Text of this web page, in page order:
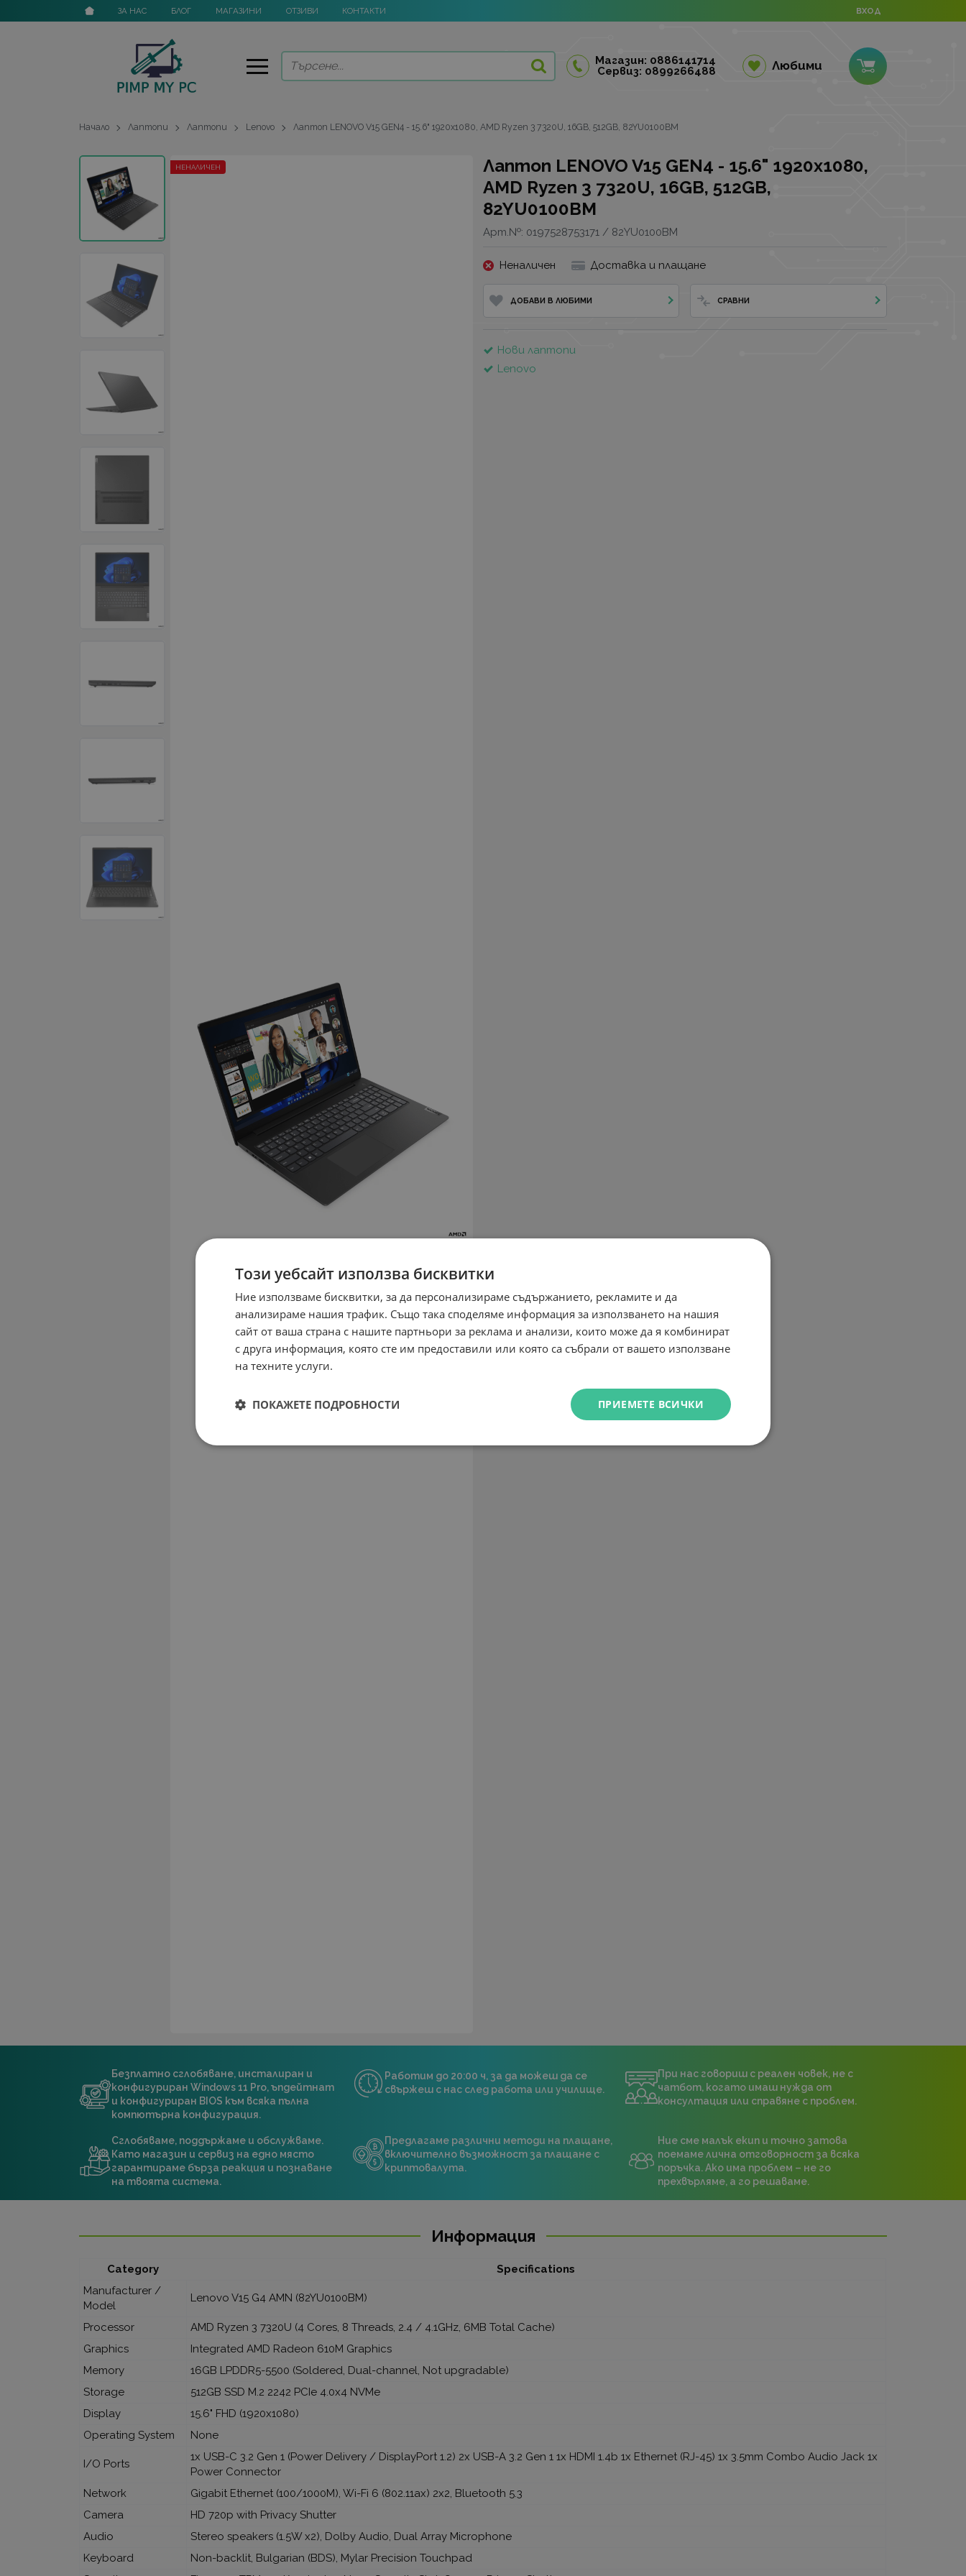
ЗА НАС БЛОГ МАГАЗИНИ ОТЗИВИ КОНТАКТИ ВХОД
Магазин: 0886141714
Сервиз: 0899266488
Любими
Начало Лаптопи Лаптопи Lenovo Лаптоп LENOVO V15 GEN4 - 15.6" 1920x1080, AMD Ryzen 3 7320U, 16GB, 512GB, 82YU0100BM
Лаптоп LENOVO V15 GEN4 - 15.6" 1920x1080,
AMD Ryzen 3 7320U, 16GB, 512GB,
82YU0100BM
Арт.№: 0197528753171 / 82YU0100BM
НЕНАЛИЧЕН
Неналичен Доставка и плащане
ДОБАВИ В ЛЮБИМИ СРАВНИ
Нови лаптопи
Lenovo
Безплатно сглобяване, инсталиран и
конфигуриран Windows 11 Pro, ъпдейтнат
и конфигуриран BIOS към всяка пълна
компютърна конфигурация.
Работим до 20:00 ч, за да можеш да се
свържеш с нас след работа или училище.
При нас говориш с реален човек, не с
чатбот, когато имаш нужда от
консултация или справяне с проблем.
Сглобяваме, поддържаме и обслужваме.
Като магазин и сервиз на едно място
гарантираме бърза реакция и познаване
на твоята система.
Предлагаме различни методи на плащане,
включително възможност за плащане с
криптовалута.
Ние сме малък екип и точно затова
поемаме лична отговорност за всяка
поръчка. Ако има проблем – не го
прехвърляме, а го решаваме.
Информация
Category
Specifications
Manufacturer /
Model
Lenovo V15 G4 AMN (82YU0100BM)
Processor
AMD Ryzen 3 7320U (4 Cores, 8 Threads, 2.4 / 4.1GHz, 6MB Total Cache)
Graphics
Integrated AMD Radeon 610M Graphics
Memory
16GB LPDDR5-5500 (Soldered, Dual-channel, Not upgradable)
Storage
512GB SSD M.2 2242 PCIe 4.0x4 NVMe
Display
15.6" FHD (1920x1080)
Operating System
None
I/O Ports
1x USB-C 3.2 Gen 1 (Power Delivery / DisplayPort 1.2) 2x USB-A 3.2 Gen 1 1x HDMI 1.4b 1x Ethernet (RJ-45) 1x 3.5mm Combo Audio Jack 1x
Power Connector
Network
Gigabit Ethernet (100/1000M), Wi-Fi 6 (802.11ax) 2x2, Bluetooth 5.3
Camera
HD 720p with Privacy Shutter
Audio
Stereo speakers (1.5W x2), Dolby Audio, Dual Array Microphone
Keyboard
Non-backlit, Bulgarian (BDS), Mylar Precision Touchpad
Този уебсайт използва бисквитки
Ние използваме бисквитки, за да персонализираме съдържанието, рекламите и да
анализираме нашия трафик. Също така споделяме информация за използването на нашия
сайт от ваша страна с нашите партньори за реклама и анализи, които може да я комбинират
с друга информация, която сте им предоставили или която са събрали от вашето използване
на техните услуги.
ПРИЕМЕТЕ ВСИЧКИ
ПОКАЖЕТЕ ПОДРОБНОСТИ